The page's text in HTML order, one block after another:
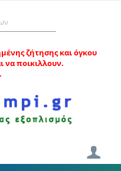
ζήτησης και όγκου
να ποικιλλουν.